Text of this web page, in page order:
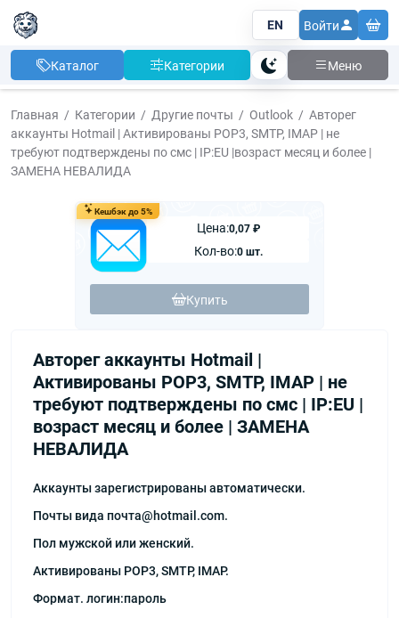
EN Войти
Каталог Категории Тема Меню
Главная Категории Другие почты Outlook
Авторег
аккаунты Hotmail | Активированы POP3, SMTP, IMAP | не
требуют подтверждены по смс | IP:EU |возраст месяц и более |
ЗАМЕНА НЕВАЛИДА
Кешбэк до 5%
Цена:0,07 ₽
Кол-во:0 шт.
Купить
Авторег аккаунты Hotmail |
Активированы POP3, SMTP, IMAP | не
требуют подтверждены по смс | IP:EU |
возраст месяц и более | ЗАМЕНА
НЕВАЛИДА
Аккаунты зарегистрированы автоматически.
Почты вида почта@hotmail.com.
Пол мужской или женский.
Активированы POP3, SMTP, IMAP.
Формат. логин:пароль